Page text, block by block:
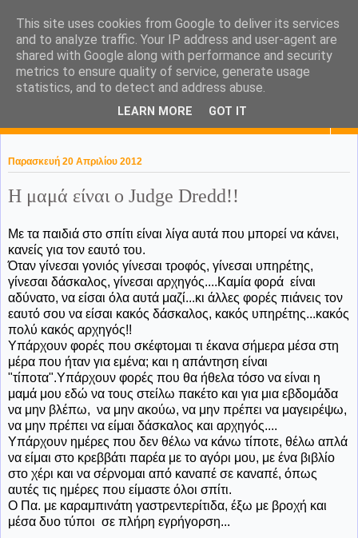
KaPa. Me without you...tea
without a biscuit!
Παρασκευή 20 Απριλίου 2012
Η μαμά είναι ο Judge Dredd!!
Με τα παιδιά στο σπίτι είναι λίγα αυτά που μπορεί να κάνει,
κανείς για τον εαυτό του.
Όταν γίνεσαι γονιός γίνεσαι τροφός, γίνεσαι υπηρέτης,
γίνεσαι δάσκαλος, γίνεσαι αρχηγός....Καμία φορά είναι
αδύνατο, να είσαι όλα αυτά μαζί...κι άλλες φορές πιάνεις τον
εαυτό σου να είσαι κακός δάσκαλος, κακός υπηρέτης...κακός
πολύ κακός αρχηγός!!
Υπάρχουν φορές που σκέφτομαι τι έκανα σήμερα μέσα στη
μέρα που ήταν για εμένα; και η απάντηση είναι
"τίποτα".Υπάρχουν φορές που θα ήθελα τόσο να είναι η
μαμά μου εδώ να τους στείλω πακέτο και για μια εβδομάδα
να μην βλέπω, να μην ακούω, να μην πρέπει να μαγειρέψω,
να μην πρέπει να είμαι δάσκαλος και αρχηγός....
Υπάρχουν ημέρες που δεν θέλω να κάνω τίποτε, θέλω απλά
να είμαι στο κρεββάτι παρέα με το αγόρι μου, με ένα βιβλίο
στο χέρι και να σέρνομαι από καναπέ σε καναπέ, όπως
αυτές τις ημέρες που είμαστε όλοι σπίτι.
Ο Πα. με καραμπινάτη γαστρεντερίτιδα, έξω με βροχή και
μέσα δυο τύποι σε πλήρη εγρήγορση...
This site uses cookies from Google to deliver its services
and to analyze traffic. Your IP address and user-agent are
shared with Google along with performance and security
metrics to ensure quality of service, generate usage
statistics, and to detect and address abuse.
LEARN MORE GOT IT